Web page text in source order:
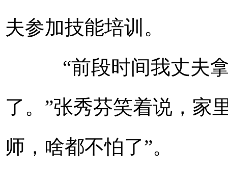
夫参加技能培训。
“前段时间我丈夫拿
了。”张秀芬笑着说，家
师，啥都不怕了”。